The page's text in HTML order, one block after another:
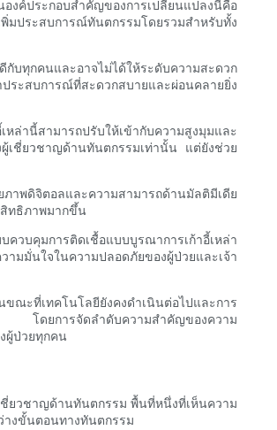
ค์ประกอบสำคัญของการเปลี่ยนแปลงนี้คือ
มประสบการณ์ทันตกรรมโดยรวมสำหรับทั้ง
บทุกคนและอาจไม่ได้ให้ระดับความสะดวก
ระสบการณ์ที่สะดวกสบายและผ่อนคลายยิ่ง
ล่านี้สามารถปรับให้เข้ากับความสูงมุมและ
เชี่ยวชาญด้านทันตกรรมเท่านั้น แต่ยังช่วย
พดิจิตอลและความสามารถด้านมัลติมีเดีย
ทธิภาพมากขึ้น
วบคุมการติดเชื้อแบบบูรณาการเก้าอี้เหล่า
มมั่นใจในความปลอดภัยของผู้ป่วยและเจ้า
ณะที่เทคโนโลยียังคงดำเนินต่อไปและการ
หม่ โดยการจัดลำดับความสำคัญของความ
ผู้ป่วยทุกคน
ชี่ยวชาญด้านทันตกรรม พื้นที่หนึ่งที่เห็นความ
างขั้นตอนทางทันตกรรม